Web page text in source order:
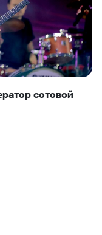
сотовой